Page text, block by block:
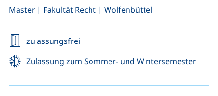
Master, | Fakultät Recht, | Wolfenbüttel
zulassungsfrei
Zulassung zum Sommer- und Wintersemester